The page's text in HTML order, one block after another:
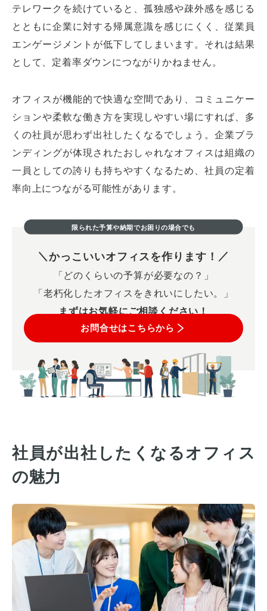
テレワークを続けていると、孤独感や疎外感を感じる
とともに企業に対する帰属意識を感じにくく、従業員
エンゲージメントが低下してしまいます。それは結果
として、定着率ダウンにつながりかねません。
オフィスが機能的で快適な空間であり、コミュニケー
ションや柔軟な働き方を実現しやすい場にすれば、多
くの社員が思わず出社したくなるでしょう。企業ブラ
ンディングが体現されたおしゃれなオフィスは組織の
一員としての誇りも持ちやすくなるため、社員の定着
率向上につながる可能性があります。
限られた予算や納期でお困りの場合でも
かっこいいオフィスを作ります！
「どのくらいの予算が必要なの？」
「老朽化したオフィスをきれいにしたい。」
まずはお気軽にご相談ください！
お問合せはこちらから
社員が出社したくなるオフィス
の魅力